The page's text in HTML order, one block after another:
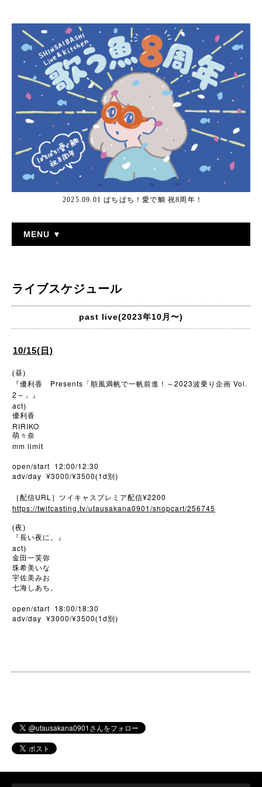
2025.09.01 ぱちぱち！愛で鯛 祝8周年！
MENU ▼
ライブスケジュール
past live(2023年10月〜)
10/15(日)
(昼)
『優利香 Presents 「順風満帆で一帆前進！～ 2023波乗り企画 Vol.
2 ～」』
act)
優利香
RIRIKO
萌々奈
mm limit
open/start 12:00/12:30
adv/day ¥3000/¥3500(1d 別)
［配信URL ］ツイキャスプレミア配信¥2200
https://twitcasting.tv/utausakana0901/shopcart/256745
(夜)
『長い夜に。』
act)
金田一芙弥
珠希美いな
宇佐美みお
七海しあち。
open/start 18:00/18:30
adv/day ¥3000/¥3500(1d 別)